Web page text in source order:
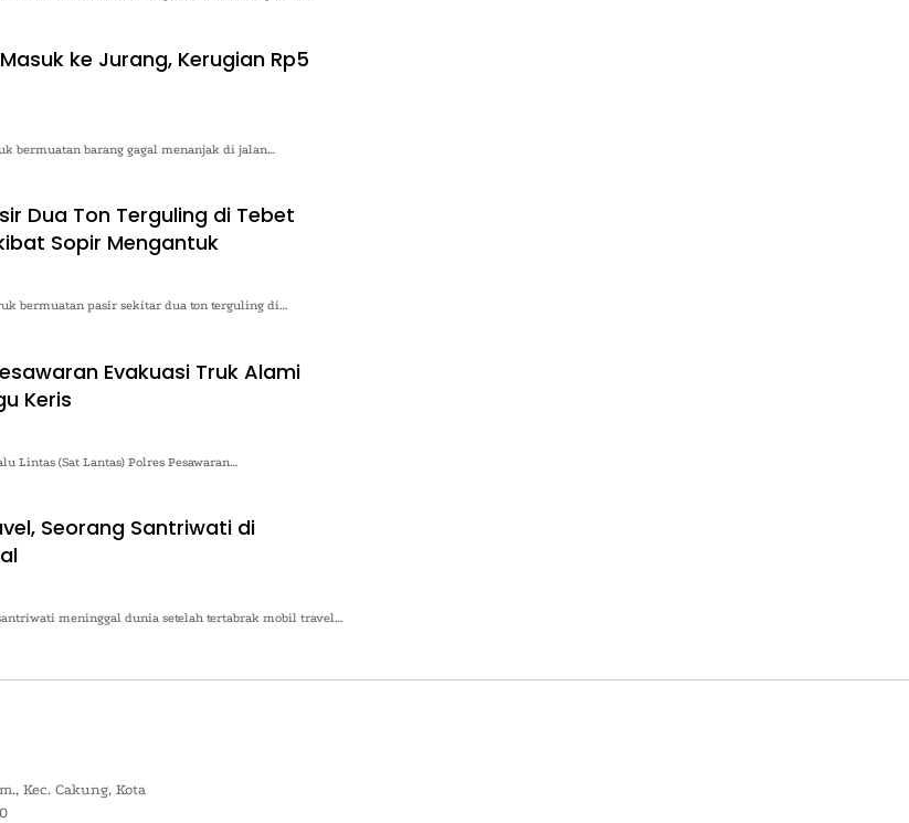
ke Jurang, Kerugian Rp5
bermuatan barang gagal menanjak di jalan…
Dua Ton Terguling di Tebet
Sopir Mengantuk
bermuatan pasir sekitar dua ton terguling di…
Evakuasi Truk Alami
Keris
Lintas (Sat Lantas) Polres Pesawaran…
Seorang Santriwati di
meninggal dunia setelah tertabrak mobil travel…
Kec. Cakung, Kota